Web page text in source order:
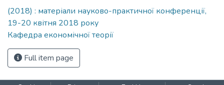
(2018) : матеріали науково-практичної конференції,
19-20 квітня 2018 року
Кафедра економічної теорії
Full item page